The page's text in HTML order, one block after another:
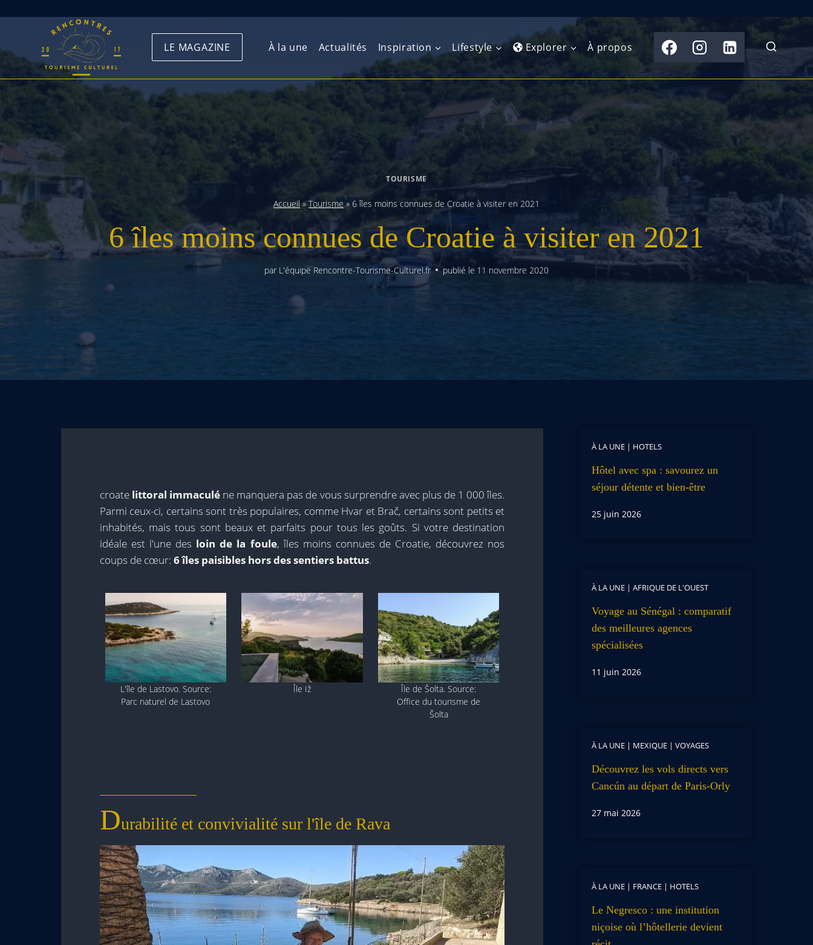
content
LE MAGAZINE À la une Actualités Inspiration Lifestyle Explorer
Europe de l’Est
Amérique du Nord
Antilles et Caraïbes
Amérique du Sud
Afrique du Nord
(Maghreb)
Afrique de l’Ouest
Afrique de l’Est
Afrique australe
Extrême-Orient
Australasie
À propos
TOURISME
Accueil»Tourisme» 6 îles moins connues de Croatie à visiter en 2021
6 îles moins connues de Croatie à visiter en 2021
par L'équipe Rencontre-Tourisme-Culturel.fr publié le 11 novembre 2020
croate littoral immaculé ne manquera pas de vous surprendre avec plus de 1 000 îles.
Parmi ceux-ci, certains sont très populaires, comme Hvar et Brač, certains sont petits et
inhabités, mais tous sont beaux et parfaits pour tous les goûts. Si votre destination
idéale est l'une des loin de la foule, îles moins connues de Croatie, découvrez nos
coups de cœur: 6 îles paisibles hors des sentiers battus.
L'île de Lastovo. Source:
Parc naturel de Lastovo
Île Iž
Île de Šolta. Source:
Office du tourisme de
Šolta
Durabilité et convivialité sur l'île de Rava
À LA UNE| HOTELS
Hôtel avec spa : savourez un
séjour détente et bien-être
25 juin 2026
À LA UNE| AFRIQUE DE L'OUEST
Voyage au Sénégal : comparatif
des meilleures agences
spécialisées
11 juin 2026
À LA UNE| MEXIQUE| VOYAGES
Découvrez les vols directs vers
Cancún au départ de Paris-Orly
27 mai 2026
À LA UNE| FRANCE| HOTELS
Le Negresco : une institution
niçoise où l’hôtellerie devient